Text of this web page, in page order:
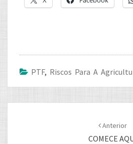
PTF, Riscos Para A
Anterior
COMECE